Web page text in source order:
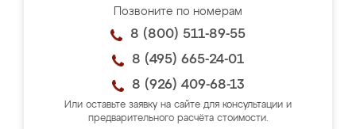
Позвоните по номерам
8 (800) 511-89-55
8 (495) 665-24-01
8 (926) 409-68-13
Или оставьте заявку на сайте для консультации и
предварительного расчёта стоимости.